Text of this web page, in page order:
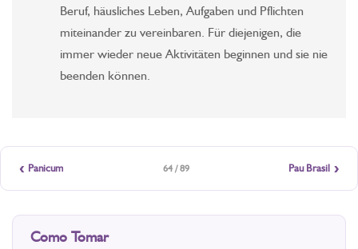
Beruf, häusliches Leben, Aufgaben und Pflichten
miteinander zu vereinbaren. Für diejenigen, die
immer wieder neue Aktivitäten beginnen und sie nie
beenden können.
‹ Panicum 64 / 89 Pau Brasil ›
Como Tomar